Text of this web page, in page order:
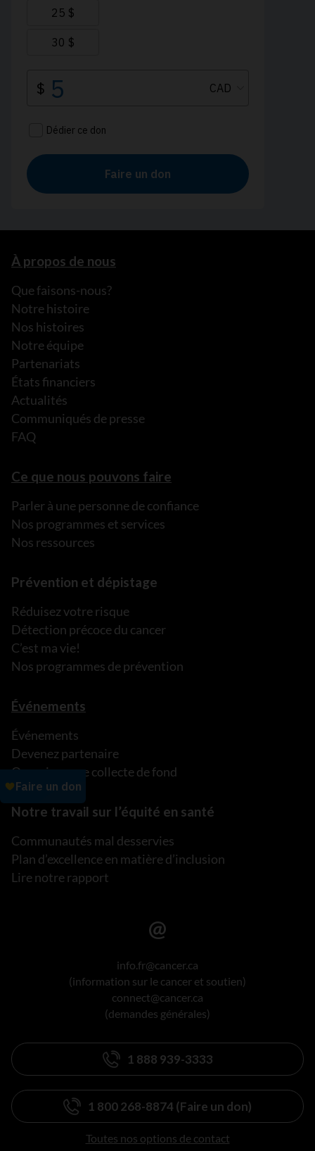
À propos de nous
Que faisons-nous?
Notre histoire
Nos histoires
Notre équipe
Partenariats
États financiers
Actualités
Communiqués de presse
FAQ
Ce que nous pouvons faire
Parler à une personne de confiance
Nos programmes et services
Nos ressources
Prévention et dépistage
Réduisez votre risque
Détection précoce du cancer
C’est ma vie!
Nos programmes de prévention
Événements
Événements
Devenez partenaire
Organisez une collecte de fond
Notre travail sur l’équité en santé
Communautés mal desservies
Plan d’excellence en matière d’inclusion
Lire notre rapport
info.fr@cancer.ca
(information sur le cancer et soutien)
connect@cancer.ca
(demandes générales)
1 888 939-3333
1 800 268-8874 (Faire un don)
Toutes nos options de contact